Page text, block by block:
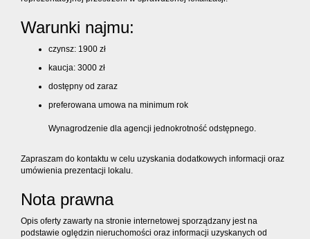
Warunki najmu:
czynsz: 1900 zł
kaucja: 3000 zł
dostępny od zaraz
preferowana umowa na minimum rok
Wynagrodzenie dla agencji jednokrotność odstępnego.
Zapraszam do kontaktu w celu uzyskania dodatkowych informacji oraz
umówienia prezentacji lokalu.
Nota prawna
Opis oferty zawarty na stronie internetowej sporządzany jest na
podstawie oględzin nieruchomości oraz informacji uzyskanych od